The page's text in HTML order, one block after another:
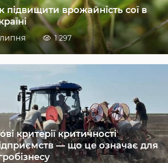
підвищити врожайність сої в
1 297
критерії критичності
— що це означає для